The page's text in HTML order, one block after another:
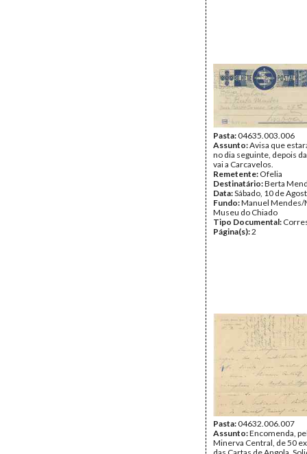
Pasta:04635.003.006
Assunto:Avisa que
no dia seguinte, depois
vai a Carcavelos.
Remetente: Ofelia
Destinatário:Berta
Data:Sábado, 10 de
Fundo:Manuel Mendes/
Museu do Chiado
Tipo Documental:
Página(s):2
Pasta:04632.006.007
Assunto:Encomenda,
Minerva Central, de 50